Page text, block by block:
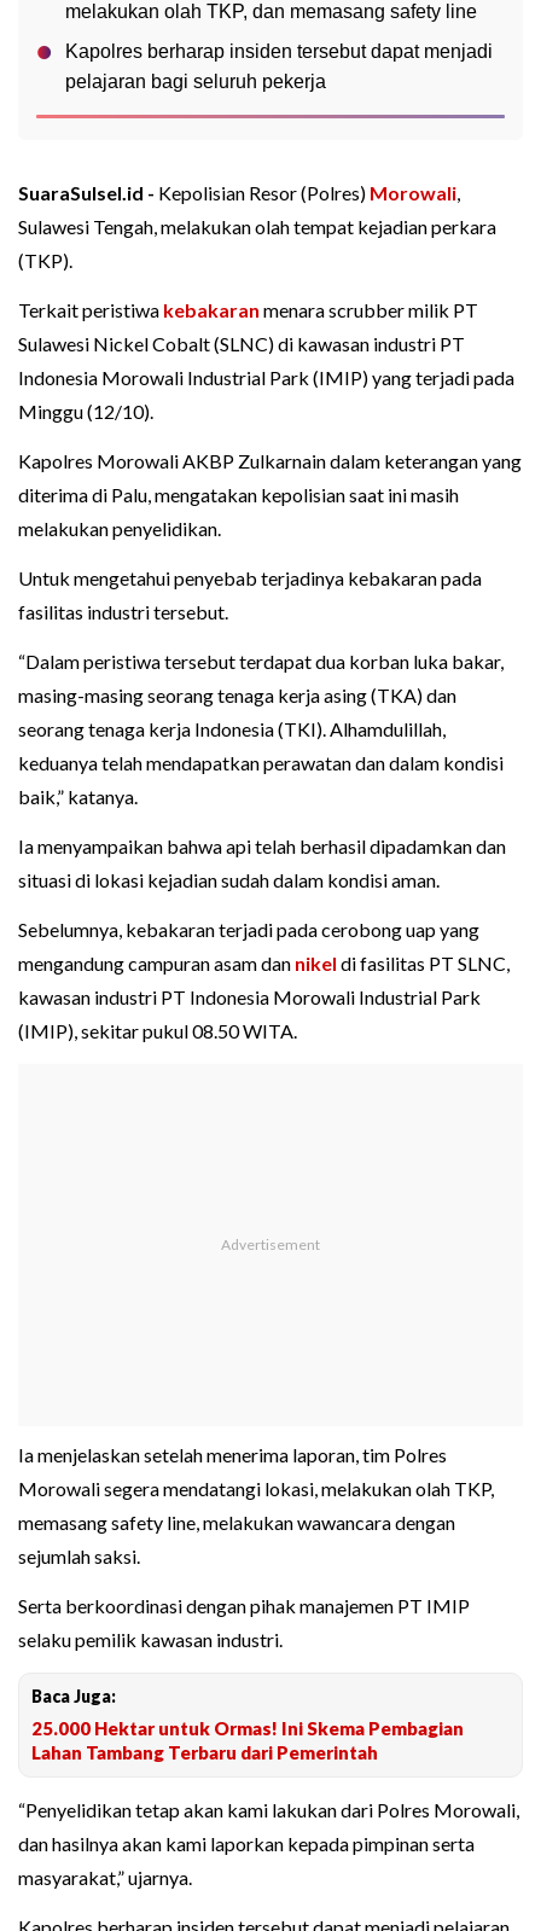
melakukan olah TKP, dan memasang safety line
Kapolres berharap insiden tersebut dapat menjadi
pelajaran bagi seluruh pekerja
SuaraSulsel.id - Kepolisian Resor (Polres) Morowali,
Sulawesi Tengah, melakukan olah tempat kejadian perkara
(TKP).
Terkait peristiwa kebakaran menara scrubber milik PT
Sulawesi Nickel Cobalt (SLNC) di kawasan industri PT
Indonesia Morowali Industrial Park (IMIP) yang terjadi pada
Minggu (12/10).
Kapolres Morowali AKBP Zulkarnain dalam keterangan yang
diterima di Palu, mengatakan kepolisian saat ini masih
melakukan penyelidikan.
Untuk mengetahui penyebab terjadinya kebakaran pada
fasilitas industri tersebut.
“Dalam peristiwa tersebut terdapat dua korban luka bakar,
masing-masing seorang tenaga kerja asing (TKA) dan
seorang tenaga kerja Indonesia (TKI). Alhamdulillah,
keduanya telah mendapatkan perawatan dan dalam kondisi
baik,” katanya.
Ia menyampaikan bahwa api telah berhasil dipadamkan dan
situasi di lokasi kejadian sudah dalam kondisi aman.
Sebelumnya, kebakaran terjadi pada cerobong uap yang
mengandung campuran asam dan nikel di fasilitas PT SLNC,
kawasan industri PT Indonesia Morowali Industrial Park
(IMIP), sekitar pukul 08.50 WITA.
Ia menjelaskan setelah menerima laporan, tim Polres
Morowali segera mendatangi lokasi, melakukan olah TKP,
memasang safety line, melakukan wawancara dengan
sejumlah saksi.
Serta berkoordinasi dengan pihak manajemen PT IMIP
selaku pemilik kawasan industri.
Baca Juga:
25.000 Hektar untuk Ormas! Ini Skema Pembagian
Lahan Tambang Terbaru dari Pemerintah
“Penyelidikan tetap akan kami lakukan dari Polres Morowali,
dan hasilnya akan kami laporkan kepada pimpinan serta
masyarakat,” ujarnya.